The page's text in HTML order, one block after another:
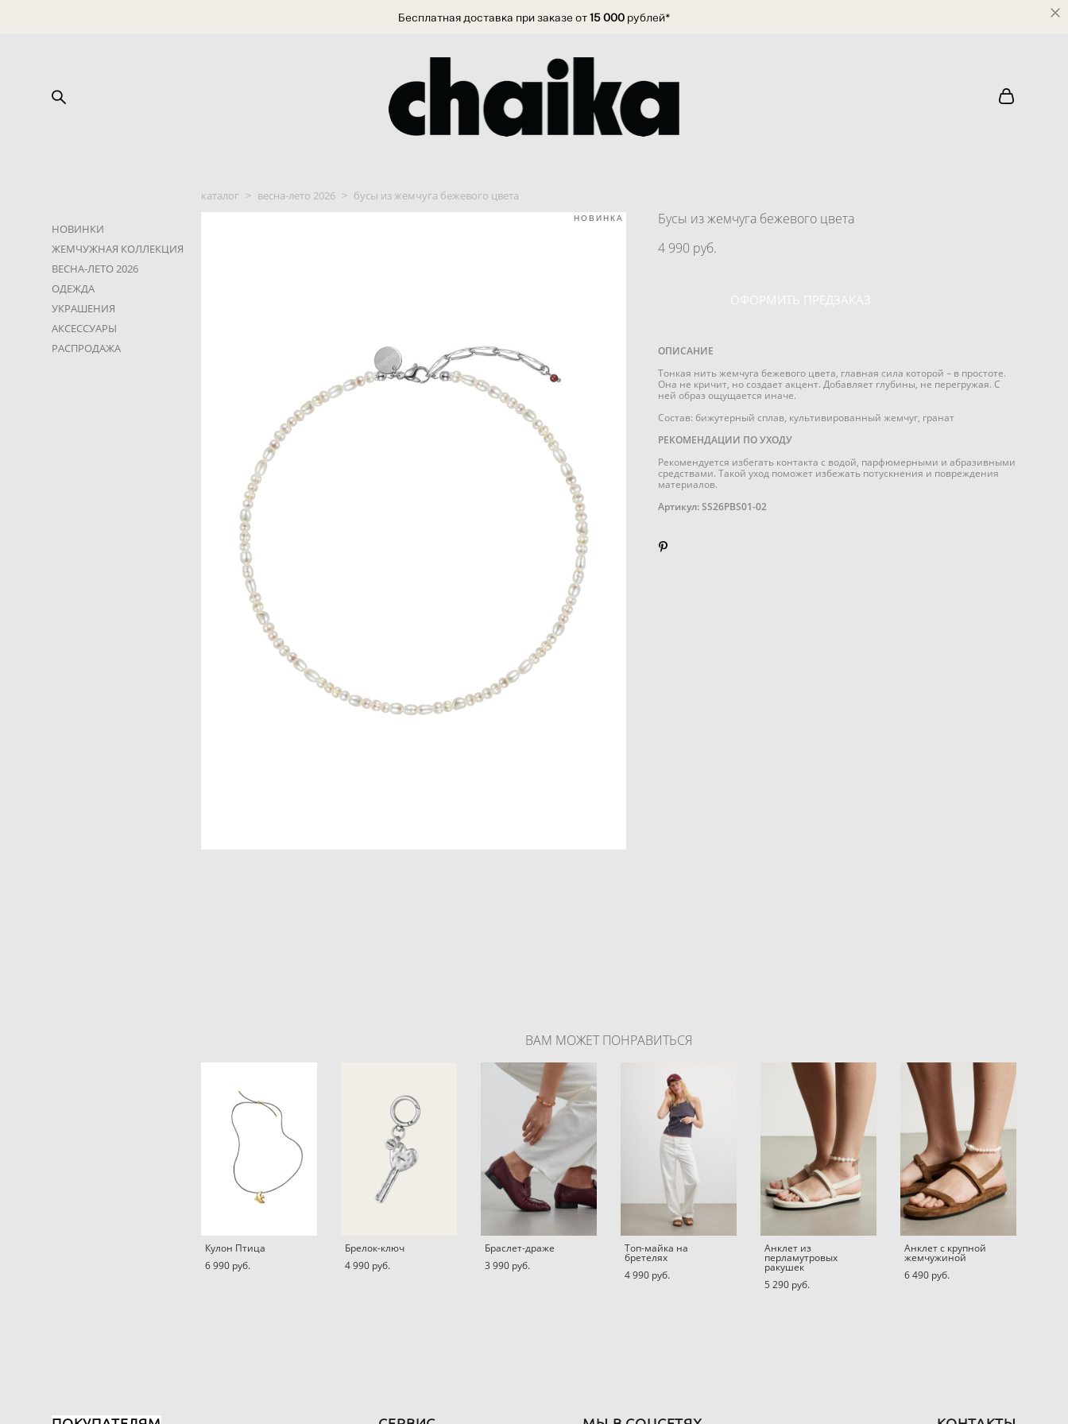
Бесплатная доставка при заказе от15 000рублей*
НОВИНКИ
ЖЕМЧУЖНАЯ КОЛЛЕКЦИЯ
ВЕСНА-ЛЕТО 2026
ОДЕЖДА
УКРАШЕНИЯ
АКСЕССУАРЫ
РАСПРОДАЖА
каталог > весна-лето 2026 > бусы из жемчуга бежевого цвета
НОВИНКА
Бусы из жемчуга бежевого цвета
4 990 pуб.
ОФОРМИТЬ ПРЕДЗАКАЗ
ОПИСАНИЕ
Тонкая нить жемчуга бежевого цвета, главная сила которой – в простоте.
Она не кричит, но создает акцент. Добавляет глубины, не перегружая. С
ней образ ощущается иначе.
Состав: бижутерный сплав, культивированный жемчуг, гранат
РЕКОМЕНДАЦИИ ПО УХОДУ
Рекомендуется избегать контакта с водой, парфюмерными и абразивными
средствами. Такой уход поможет избежать потускнения и повреждения
материалов.
Артикул: SS26PBS01-02
ВАМ МОЖЕТ ПОНРАВИТЬСЯ
Кулон Птица
6 990 pуб.
Брелок-ключ
4 990 pуб.
Браслет-драже
3 990 pуб.
Топ-майка на
бретелях
4 990 pуб.
Анклет из
перламутровых
ракушек
5 290 pуб.
Анклет с крупной
жемчужиной
6 490 pуб.